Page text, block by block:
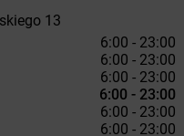
13
6:00 - 23:00
6:00 - 23:00
6:00 - 23:00
6:00 - 23:00
6:00 - 23:00
6:00 - 23:00